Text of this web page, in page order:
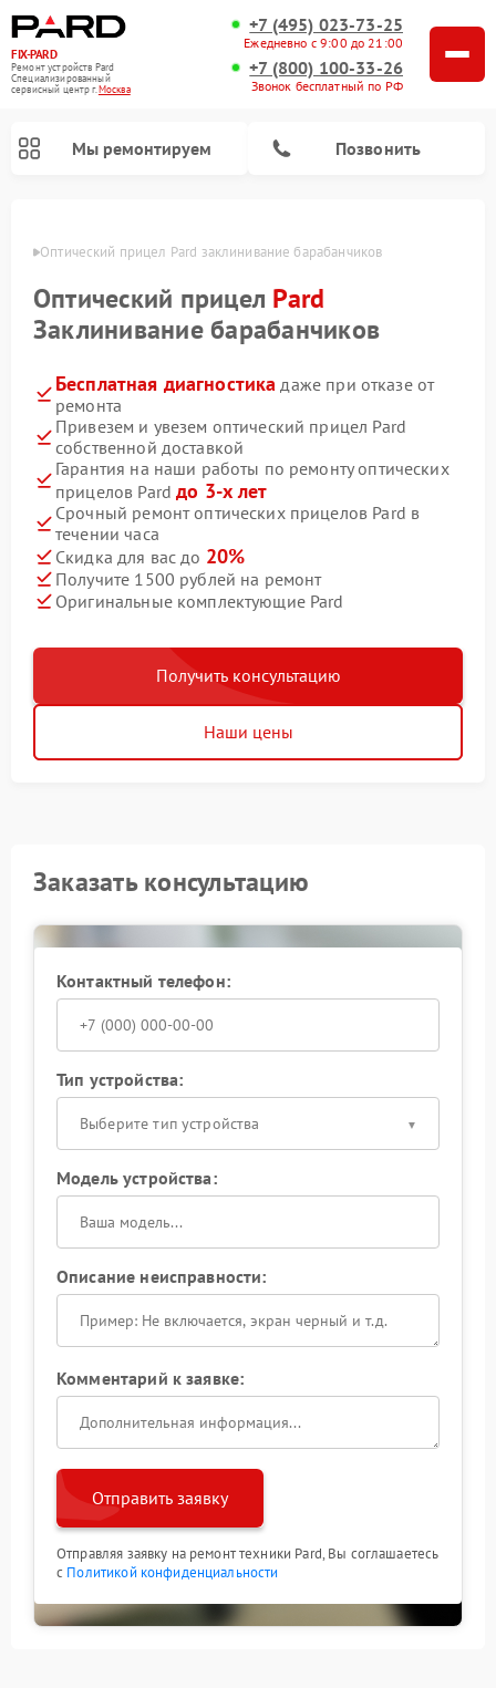
FIX-PARD
Ремонт устройств Pard
Специализированный
cервисный центр г.Москва
+7 (495) 023-73-25
Ежедневно с 9:00 до 21:00
+7 (800) 100-33-26
Звонок бесплатный по РФ
Мы ремонтируем Позвонить
Оптический прицел Pard заклинивание барабанчиков
Оптический прицел Pard
Заклинивание барабанчиков
Бесплатная диагностика даже при отказе от
ремонта
Привезем и увезем оптический прицел Pard
собственной доставкой
Гарантия на наши работы по ремонту оптических
прицелов Pardдо 3-х лет
Срочный ремонт оптических прицелов Pard в
течении часа
Скидка для вас до 20%
Получите 1500 рублей на ремонт
Оригинальные комплектующие Pard
Получить консультацию
Наши цены
Заказать консультацию
Контактный телефон:
Тип устройства:
Выберите тип устройства
Модель устройства:
Описание неисправности:
Комментарий к заявке:
Отправить заявку
Отправляя заявку на ремонт техники Pard, Вы соглашаетесь
с Политикой конфиденциальности